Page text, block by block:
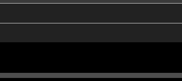
Herzen